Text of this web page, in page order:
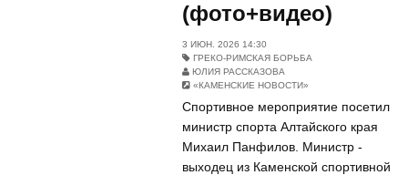
(фото+видео)
3 ИЮН. 2026 14:30
ГРЕКО-РИМСКАЯ БОРЬБА
ЮЛИЯ РАССКАЗОВА
«КАМЕНСКИЕ НОВОСТИ»
Спортивное мероприятие посетил
министр спорта Алтайского края
Михаил Панфилов. Министр -
выходец из Каменской спортивной